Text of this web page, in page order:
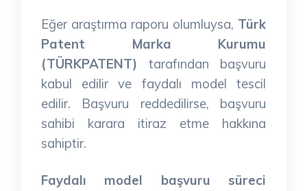
Eğer araştırma raporu olumluysa, Türk
Patent Marka Kurumu
(TÜRKPATENT) tarafından başvuru
kabul edilir ve faydalı model tescil
edilir. Başvuru reddedilirse, başvuru
sahibi karara itiraz etme hakkına
sahiptir.
Faydalı model başvuru süreci